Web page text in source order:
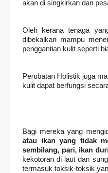
akan di singkirkan dan
Oleh kerana tenaga
dibekalkan mampu
penggantian kulit seperti
Perubatan Holistik juga
kulit dapat berfungsi
Bagi mereka yang
atau ikan yang tidak
sembilang, pari, ikan
kekotoran di laut dan
termasuk toksik-toksik